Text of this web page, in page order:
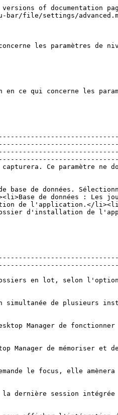
|
| **Mettre le contenu en focus lors de l'activation de l'application**           | Définit le focus sur la dernière session intégrée lorsque l'application est activée.                                                                                                                                                                                                                                                                           |
| **Afficher l'intégration au démarrage**                                        | Activez cette option pour afficher l'intégration de l'application au démarrage.                                                                                                                                                                                                                                                                                |
| **Utiliser Devolutions Updater**                                               | Ne modifiez cette option que sur demande de notre équipe du support client.                                                                                                                                                                                                                                                                                    |
| **Utiliser la compression ZipCrypto (non recommandé)**                         | Activez cette option pour autoriser la compression ZipCrypto dans Remote Desktop Manager. Nous ne recommandons pas d'activer cette option. Voici un article de blogue rédigé par notre équipe de sécurité à ce sujet : [Why you